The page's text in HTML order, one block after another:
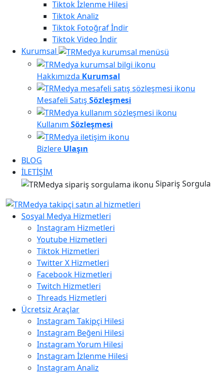
Tiktokİzlenme Hilesi
TiktokAnaliz
Tiktok Fotoğraf İndir
TiktokVideo İndir
Kurumsal
Hakkımızda Kurumsal
Mesafeli Satış Sözleşmesi
Kullanım Sözleşmesi
Bizlere Ulaşın
BLOG
İLETİŞİM
Sipariş Sorgula
Sosyal Medya Hizmetleri
Instagram Hizmetleri
Youtube Hizmetleri
Tiktok Hizmetleri
Twitter X Hizmetleri
Facebook Hizmetleri
Twitch Hizmetleri
Threads Hizmetleri
Ücretsiz Araçlar
Instagram Takipçi Hilesi
Instagram Beğeni Hilesi
Instagram Yorum Hilesi
Instagram İzlenme Hilesi
Instagram Analiz